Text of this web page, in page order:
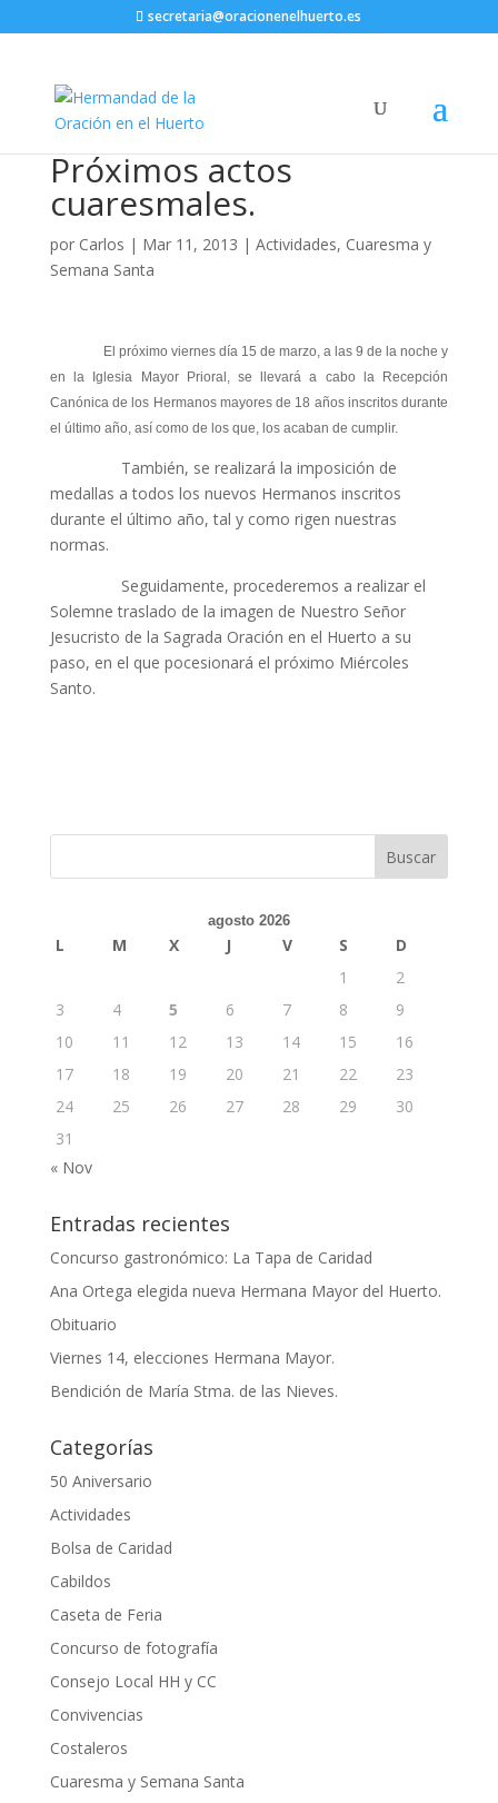
secretaria@oracionenelhuerto.es
Próximos actos
cuaresmales.
por Carlos | Mar 11, 2013 | Actividades, Cuaresma y
Semana Santa
El próximo viernes día 15 de marzo, a las 9 de la noche y
en la Iglesia Mayor Prioral, se llevará a cabo la Recepción
Canónica de los Hermanos mayores de 18 años inscritos durante
el último año, así como de los que, los acaban de cumplir.
También, se realizará la imposición de
medallas a todos los nuevos Hermanos inscritos
durante el último año, tal y como rigen nuestras
normas.
Seguidamente, procederemos a realizar el
Solemne traslado de la imagen de Nuestro Señor
Jesucristo de la Sagrada Oración en el Huerto a su
paso, en el que pocesionará el próximo Miércoles
Santo.
agosto 2026
L M X J V S
D
1
2
3
4 5 6 7 8
9
10
11 12 13 14 15
16
17
18 19 20 21 22
23
24
25 26 27 28 29
30
31
« Nov
Entradas recientes
Concurso gastronómico: La Tapa de Caridad
Ana Ortega elegida nueva Hermana Mayor del Huerto.
Obituario
Viernes 14, elecciones Hermana Mayor.
Bendición de María Stma. de las Nieves.
Categorías
50 Aniversario
Actividades
Bolsa de Caridad
Cabildos
Caseta de Feria
Concurso de fotografía
Consejo Local HH y CC
Convivencias
Costaleros
Cuaresma y Semana Santa